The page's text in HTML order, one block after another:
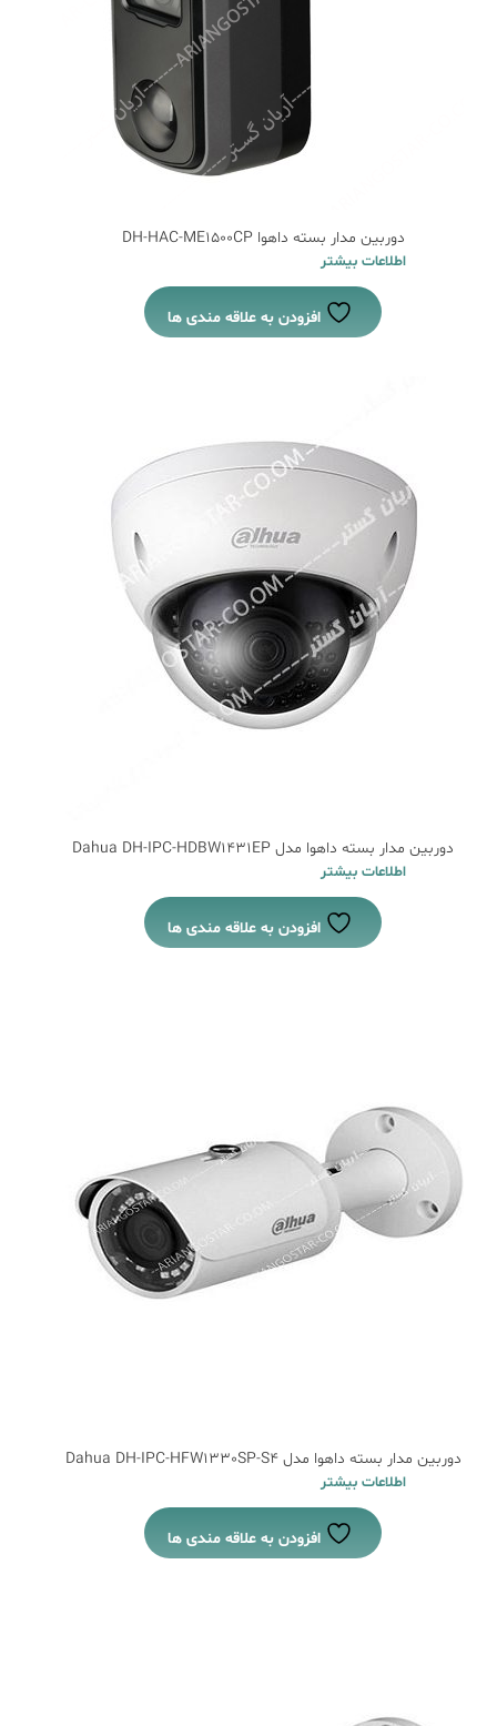
دوربین مدار بسته داهوا DH-HAC-ME1500CP
اطلاعات بیشتر
افزودن به علاقه مندی ها
دوربین مدار بسته داهوا مدل Dahua DH-IPC-HDBW1431EP
اطلاعات بیشتر
افزودن به علاقه مندی ها
دوربین مدار بسته داهوا مدل Dahua DH-IPC-HFW1330SP-S4
اطلاعات بیشتر
افزودن به علاقه مندی ها